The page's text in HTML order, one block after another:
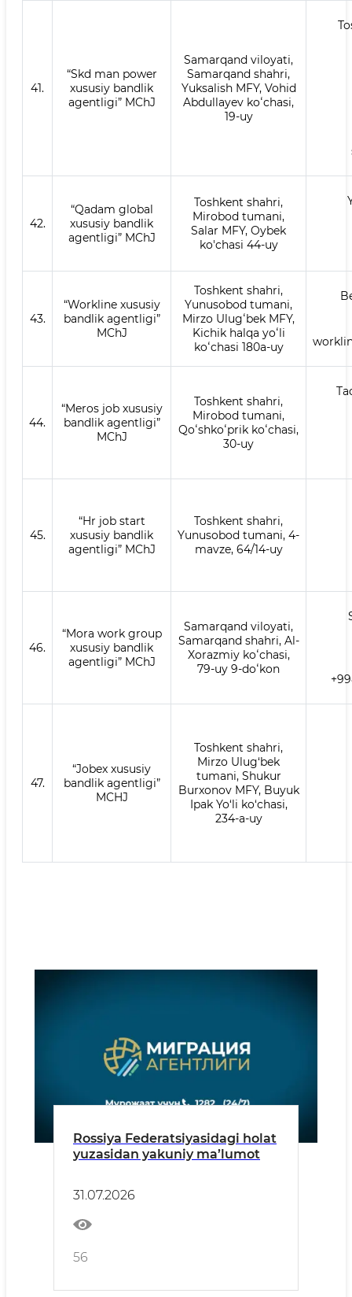
41.
“Skd man power
xususiy bandlik
agentligi” MChJ
Samarqand viloyati,
Samarqand shahri,
Yuksalish MFY, Vohid
Abdullayev koʻchasi,
19-uy
42.
“Qadam global
xususiy bandlik
agentligi” MChJ
Toshkent shahri,
Mirobod tumani,
Salar MFY, Oybek
ko'chasi 44-uy
43.
“Workline xususiy
bandlik agentligi”
MChJ
Toshkent shahri,
Yunusobod tumani,
Mirzo Ulugʻbek MFY,
Kichik halqa yoʻli
koʻchasi 180a-uy
44.
“Meros job xususiy
bandlik agentligi”
MChJ
Toshkent shahri,
Mirobod tumani,
Qoʻshkoʻprik koʻchasi,
30-uy
45.
“Hr job start
xususiy bandlik
agentligi” MChJ
Toshkent shahri,
Yunusobod tumani, 4-
mavze, 64/14-uy
46.
“Mora work group
xususiy bandlik
agentligi” MChJ
Samarqand viloyati,
Samarqand shahri, Al-
Xorazmiy koʻchasi,
79-uy 9-doʻkon
47.
“Jobex xususiy
bandlik agentligi”
MCHJ
Toshkent shahri,
Mirzo Ulug‘bek
tumani, Shukur
Burxonov MFY, Buyuk
Ipak Yo‘li ko‘chasi,
234-a-uy
Rossiya Federatsiyasidagi holat
yuzasidan yakuniy ma’lumot
31.07.2026
56